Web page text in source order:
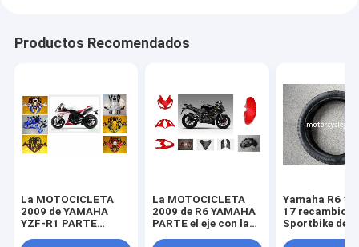
Productos Recomendados
La MOTOCICLETA
2009 de YAMAHA
YZF-R1 PARTE
La MOTOCICLETA
2009 de R6 YAMAHA
PARTE el eje con la
Yamaha R6
17 recambios
Sportbike de